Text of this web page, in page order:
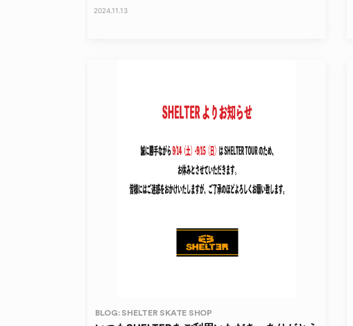
2024.11.13
BLOG: SHELTER SKATE SHOP